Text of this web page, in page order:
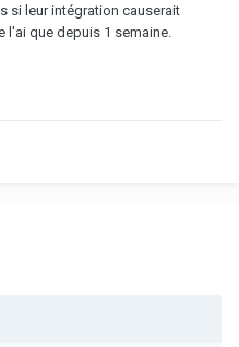
si leur intégration causerait
l'ai que depuis 1 semaine.